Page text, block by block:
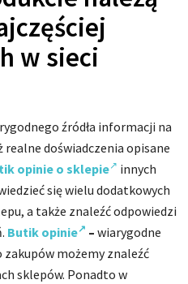
w sieci
źródła informacji na
doświadczenia opisane
opinie o sklepie
innych
się wielu dodatkowych
a także znaleźć odpowiedzi
Butik opinie – wiarygodne
możemy znaleźć
sklepów. Ponadto w